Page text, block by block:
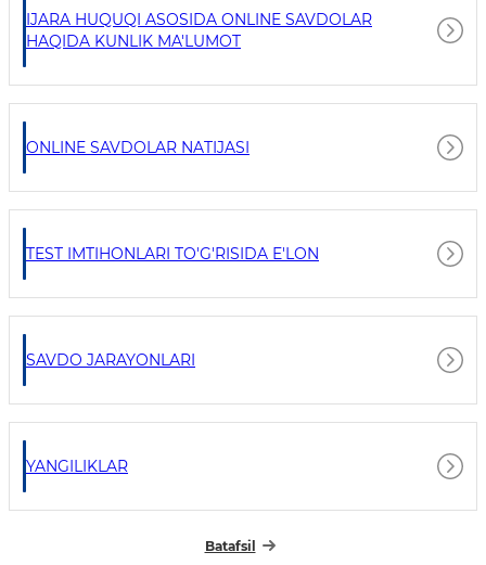
IJARA HUQUQI ASOSIDA ONLINE SAVDOLAR
HAQIDA KUNLIK MA'LUMOT
ONLINE SAVDOLAR NATIJASI
TEST IMTIHONLARI TO'G'RISIDA E'LON
SAVDO JARAYONLARI
YANGILIKLAR
Batafsil